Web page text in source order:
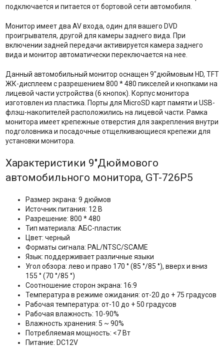
подключается и питается от бортовой сети автомобиля.
Монитор имеет два AV входа, один для вашего DVD
проигрывателя, другой для камеры заднего вида. При
включении задней передачи активируется камера заднего
вида и монитор автоматически переключается на нее.
Данный автомобильный монитор оснащен 9"дюймовым HD, TFT
ЖК-дисплеем с разрешением 800 * 480 пикселей и кнопками на
лицевой части устройства (6 кнопок). Корпус монитора
изготовлен из пластика. Порты для MicroSD карт памяти и USB-
флэш-накопителей расположились на лицевой части. Рамка
монитора имеет крепежные отверстия для закрепления внутри
подголовника и посадочные отщелкивающиеся крепежи для
установки монитора.
Характеристики 9"Дюймового
автомобильного монитора, GT-726P5
Размер экрана: 9 дюймов
Источник питания: 12 В
Разрешение: 800 * 480
Тип материала: АБС-пластик
Цвет: черный
Форматы сигнала: PAL/NTSC/SCAME
Язык: поддерживает различные языки
Угол обзора: лево и право 170 ° (85 °/85 °), вверх и вниз
155 ° (70 °/85 °)
Соотношение сторон экрана: 16:9
Температура в режиме ожидания: от-20 до + 75 градусов
Рабочая температура: от-10 до + 50 градусов
Рабочая влажность: 10-90%
Влажность хранения: 5 ~ 90%
Потребляемая мощность: <7 Вт
Питание: DC12V